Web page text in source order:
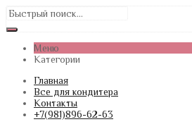
Меню
Категории
Главная
Все для кондитера
Контакты
+7(981)896-62-63